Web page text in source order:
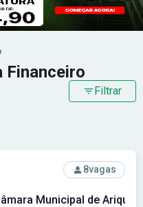
Financeiro
Filtrar
RO - Câmara
8vagas
Municipal de